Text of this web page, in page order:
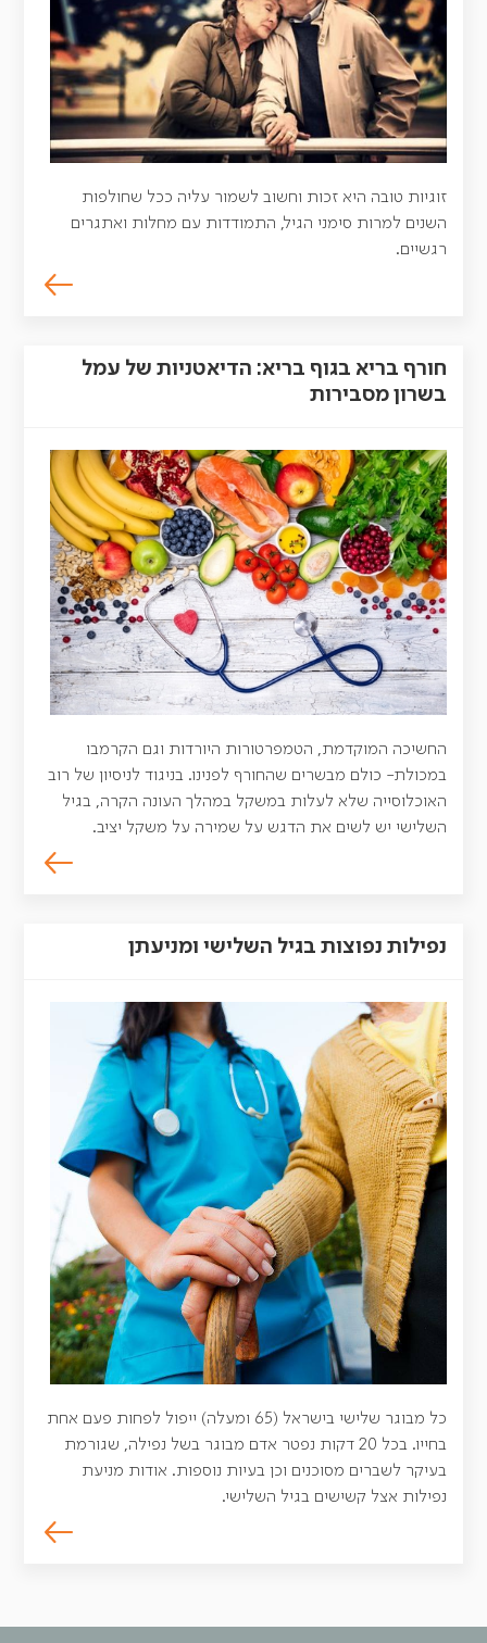
זוגיות טובה היא זכות וחשוב לשמור עליה ככל שחולפות
השנים למרות סימני הגיל, התמודדות עם מחלות ואתגרים
רגשיים.
חורף בריא בגוף בריא: הדיאטניות של עמל
בשרון מסבירות
החשיכה המוקדמת, הטמפרטורות היורדות וגם הקרמבו
במכולת- כולם מבשרים שהחורף לפנינו. בניגוד לניסיון של רוב
האוכלוסייה שלא לעלות במשקל במהלך העונה הקרה, בגיל
השלישי יש לשים את הדגש על שמירה על משקל יציב.
נפילות נפוצות בגיל השלישי ומניעתן
כל מבוגר שלישי בישראל (65 ומעלה) ייפול לפחות פעם אחת
בחייו. בכל 20 דקות נפטר אדם מבוגר בשל נפילה, שגורמת
בעיקר לשברים מסוכנים וכן בעיות נוספות. אודות מניעת
נפילות אצל קשישים בגיל השלישי.